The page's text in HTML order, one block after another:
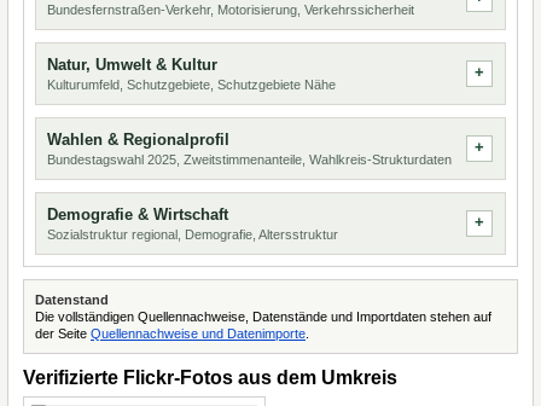
Bundesfernstraßen-Verkehr, Motorisierung, Verkehrssicherheit
Natur, Umwelt & Kultur
Kulturumfeld, Schutzgebiete, Schutzgebiete Nähe
Wahlen & Regionalprofil
Bundestagswahl 2025, Zweitstimmenanteile, Wahlkreis-Strukturdaten
Demografie & Wirtschaft
Sozialstruktur regional, Demografie, Altersstruktur
Datenstand
Die vollständigen Quellennachweise, Datenstände und Importdaten stehen auf
der Seite Quellennachweise und Datenimporte
Verifizierte Flickr-Fotos aus dem Umkreis